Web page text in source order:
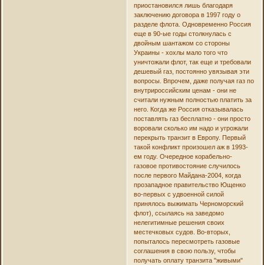
приостановился лишь благодаря
заключению договора в 1997 году о
разделе флота. Одновременно Россия
еще в 90-ые годы столкнулась с
двойным шантажом со стороны
Украины - хохлы мало того что
уничтожали флот, так еще и требовали
дешевый газ, постоянно увязывая эти
вопросы. Впрочем, даже получая газ по
внутрироссийским ценам - они не
считали нужным полностью платить за
него. Когда же Россия отказывалась
поставлять газ бесплатно - они просто
воровали сколько им надо и угрожали
перекрыть транзит в Европу. Первый
такой конфликт произошел аж в 1993-
ем году. Очередное корабельно-
газовое противостояние случилось
после первого Майдана-2004, когда
прозападное правительство Ющенко
во-первых с удвоенной силой
принялось выжимать Черноморский
флот), ссылаясь на заведомо
нелегитимные решения своих
местечковых судов. Во-вторых,
попыталось пересмотреть газовые
соглашения в свою пользу, чтобы
получать оплату транзита "живыми"